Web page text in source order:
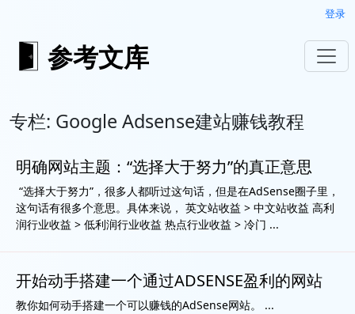
登录
参考文库
专栏: Google Adsense建站赚钱教程
明确网站主题：“选择大于努力”的真正意思
“选择大于努力”，很多人都听过这句话，但是在AdSense圈子里，
这句话有很多个意思。具体来说， 英文站收益 > 中文站收益 高利
润行业收益 > 低利润行业收益 热点行业收益 > 冷门 ...
开始动手搭建一个通过ADSENSE盈利的网站
教你如何动手搭建一个可以赚钱的AdSense网站。 ...